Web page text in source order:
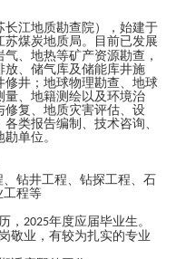
江地质勘查院），始建于
煤炭地质局。目前已发展
、地热等矿产资源勘查，
放、储气库及储能库井施
井；地球物理勘查、地球
量、地籍测绘以及环境治
修复、地质灾害评估、设
类报告编制、技术咨询、
单位。
钻井工程、钻探工程、石
工程等
， 2025年度应届毕业生。
敬业，有较为扎实的专业